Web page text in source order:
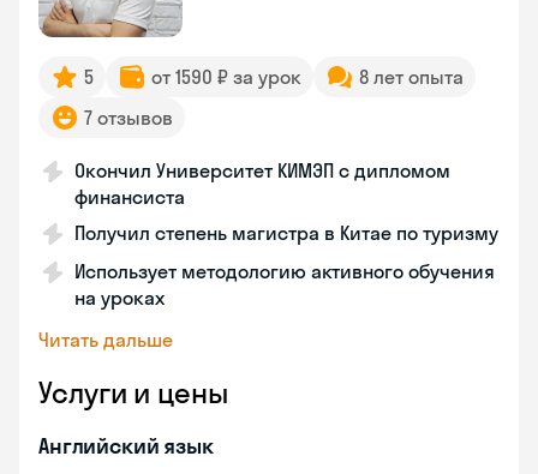
5 от 1590 ₽ за урок
8 лет опыта
7 отзывов
Окончил Университет КИМЭП с дипломом
финансиста
Получил степень магистра в Китае по туризму
Использует методологию активного обучения
на уроках
Читать дальше
Услуги и цены
Английский язык